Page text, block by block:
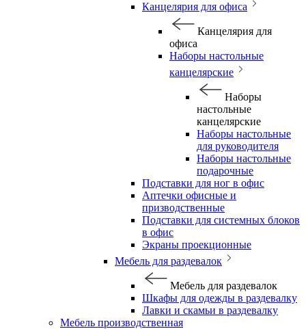
Канцелярия для офиса
Канцелярия для
офиса
Наборы настольные
канцелярские
Наборы
настольные
канцелярские
Наборы настольные
для руководителя
Наборы настольные
подарочные
Подставки для ног в офис
Аптечки офисные и
призводственные
Подставки для системных блоков
в офис
Экраны проекционные
Мебель для раздевалок
Мебель для раздевалок
Шкафы для одежды в раздевалку
Лавки и скамьи в раздевалку
Мебель производственная